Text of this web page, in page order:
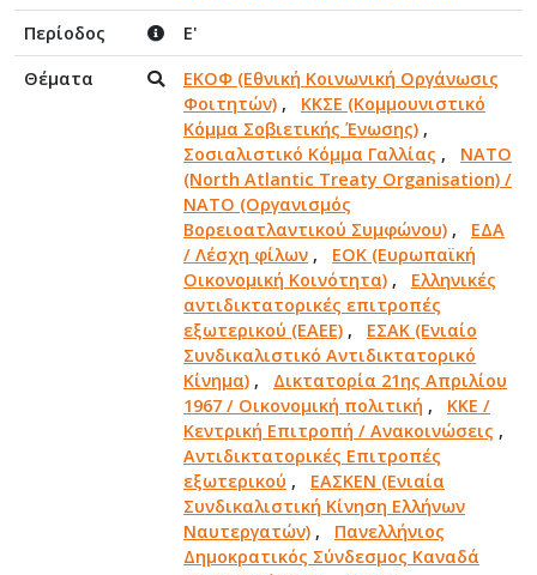
Περίοδος
Ε'
Θέματα
ΕΚΟΦ (Εθνική Κοινωνική Οργάνωσις
Φοιτητών) , ΚΚΣΕ (Κομμουνιστικό
Κόμμα Σοβιετικής Ένωσης) ,
Σοσιαλιστικό Κόμμα Γαλλίας , NATO
(North Atlantic Treaty Organisation) /
NATO (Οργανισμός
Βορειοατλαντικού Συμφώνου) , ΕΔΑ
/ Λέσχη φίλων , ΕΟΚ (Ευρωπαϊκή
Οικονομική Κοινότητα) , Ελληνικές
αντιδικτατορικές επιτροπές
εξωτερικού (ΕΑΕΕ) , ΕΣΑΚ (Ενιαίο
Συνδικαλιστικό Αντιδικτατορικό
Κίνημα) , Δικτατορία 21ης Απριλίου
1967 / Οικονομική πολιτική , ΚΚΕ /
Κεντρική Επιτροπή / Ανακοινώσεις ,
Αντιδικτατορικές Επιτροπές
εξωτερικού , ΕΑΣΚΕΝ (Ενιαία
Συνδικαλιστική Κίνηση Ελλήνων
Ναυτεργατών) , Πανελλήνιος
Δημοκρατικός Σύνδεσμος Καναδά